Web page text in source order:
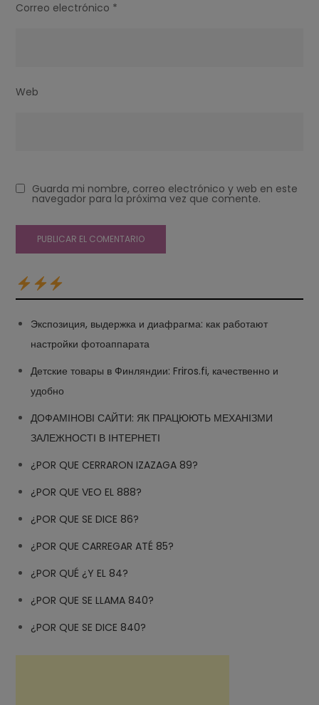
Correo electrónico *
Web
Guarda mi nombre, correo electrónico y web en este
navegador para la próxima vez que comente.
Экспозиция, выдержка и диафрагма: как работают
настройки фотоаппарата
Детские товары в Финляндии: Friros.fi, качественно и
удобно
ДОФАМІНОВІ САЙТИ: ЯК ПРАЦЮЮТЬ МЕХАНІЗМИ
ЗАЛЕЖНОСТІ В ІНТЕРНЕТІ
¿POR QUE CERRARON IZAZAGA 89?
¿POR QUE VEO EL 888?
¿POR QUE SE DICE 86?
¿POR QUE CARREGAR ATÉ 85?
¿POR QUÉ ¿Y EL 84?
¿POR QUE SE LLAMA 840?
¿POR QUE SE DICE 840?